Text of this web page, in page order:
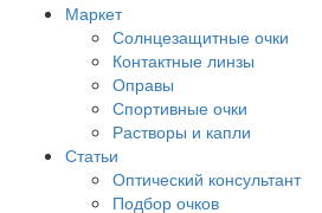
Маркет
Солнцезащитные очки
Контактные линзы
Оправы
Спортивные очки
Растворы и капли
Статьи
Оптический консультант
Подбор очков